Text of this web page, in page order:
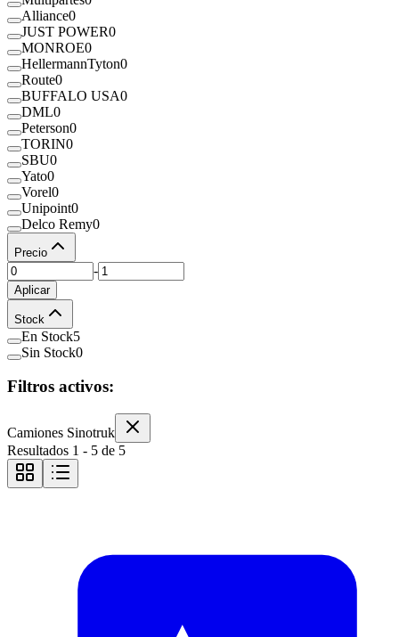
Alliance0
JUST POWER0
MONROE0
HellermannTyton0
Route0
BUFFALO USA0
DML0
Peterson0
TORIN0
SBU0
Yato0
Vorel0
Unipoint0
Delco Remy0
Precio
-
Aplicar
Stock
En Stock5
Sin Stock0
Filtros activos:
Camiones Sinotruk
Resultados 1 - 5 de 5